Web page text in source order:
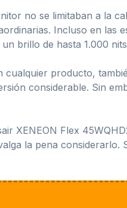
no se limitaban a la
Incluso en las
brillo de hasta 1.000
cualquier producto,
considerable. Sin
XENEON Flex
la pena considerarlo.